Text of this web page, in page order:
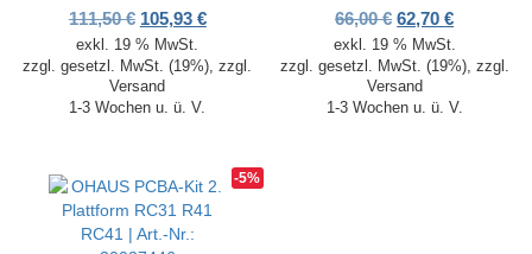
111,50€ Ursprünglicher Preis war: 111,50 €
105,93 €Aktueller Preis ist: 105,93 €.
exkl. 19 % MwSt.
zzgl. gesetzl. MwSt. (19%), zzgl.
Versand
1-3 Wochen u. ü. V.
66,00€ Ursprünglicher
62,70€Aktueller
exkl. 19 % MwSt.
zzgl. gesetzl. MwSt. (19%), zzgl.
Versand
1-3 Wochen u. ü. V.
-5%